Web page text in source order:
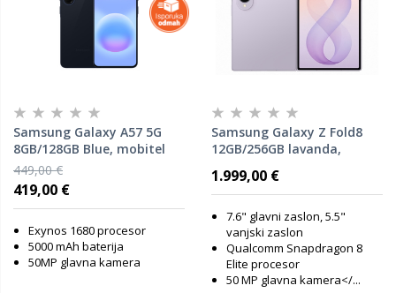
Samsung Galaxy A57 5G
8GB/128GB Blue, mobitel
449,00 €
419,00 €
Exynos 1680 procesor
5000 mAh baterija
50MP glavna kamera
Samsung Galaxy Z Fold8
12GB/256GB lavanda,
1.999,00 €
7.6" glavni zaslon, 5.5"
vanjski zaslon
Qualcomm Snapdragon 8
Elite procesor
50 MP glavna kamera</...